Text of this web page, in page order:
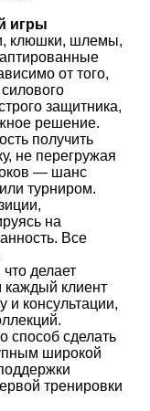
игры
клюшки, шлемы,
от того,
защитника,
решение.
получить
не перегружая
— шанс
турниром.
на
Все
делает
клиент
и консультации,
способ сделать
широкой
тренировки